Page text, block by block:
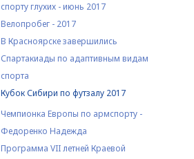
спорту глухих - июнь 2017
Велопробег - 2017
В Красноярске завершились
Спартакиады по адаптивным видам
спорта
Кубок Сибири по футзалу 2017
Чемпионка Европы по армспорту -
Федоренко Надежда
Программа VII летней Краевой